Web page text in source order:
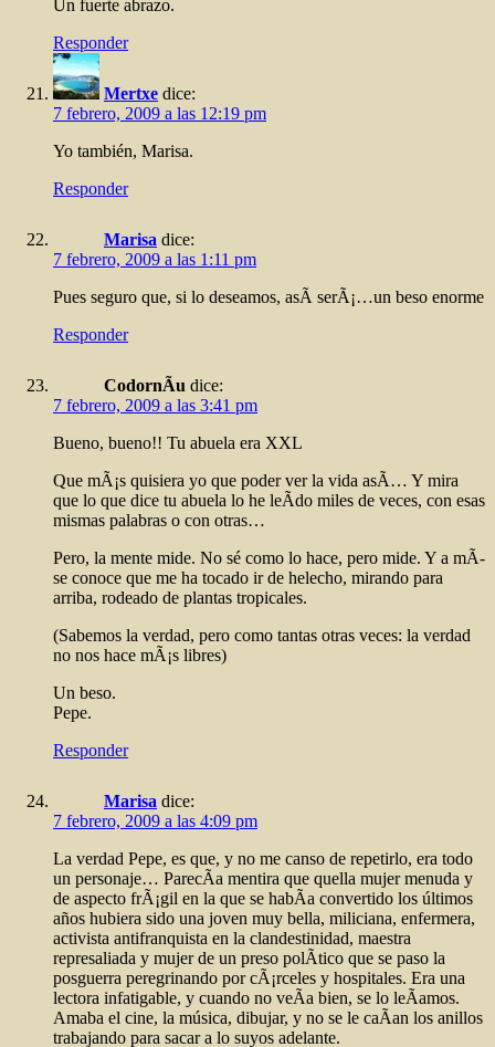
Un fuerte abrazo.
Responder
Mertxe dice:
7 febrero, 2009 a las 12:19 pm
Yo también, Marisa.
Responder
Marisa dice:
7 febrero, 2009 a las 1:11 pm
Pues seguro que, si lo deseamos, asÃ­ serÃ¡…un beso enorme
Responder
CodornÃ­u dice:
7 febrero, 2009 a las 3:41 pm
Bueno, bueno!! Tu abuela era XXL
Que mÃ¡s quisiera yo que poder ver la vida asÃ­… Y mira
que lo que dice tu abuela lo he leÃ­do miles de veces, con esas
mismas palabras o con otras…
Pero, la mente mide. No sé como lo hace, pero mide. Y a mÃ­
se conoce que me ha tocado ir de helecho, mirando para
arriba, rodeado de plantas tropicales.
(Sabemos la verdad, pero como tantas otras veces: la verdad
no nos hace mÃ¡s libres)
Un beso.
Pepe.
Responder
Marisa dice:
7 febrero, 2009 a las 4:09 pm
La verdad Pepe, es que, y no me canso de repetirlo, era todo
un personaje… ParecÃ­a mentira que quella mujer menuda y
de aspecto frÃ¡gil en la que se habÃ­a convertido los últimos
años hubiera sido una joven muy bella, miliciana, enfermera,
activista antifranquista en la clandestinidad, maestra
represaliada y mujer de un preso polÃ­tico que se paso la
posguerra peregrinando por cÃ¡rceles y hospitales. Era una
lectora infatigable, y cuando no veÃ­a bien, se lo leÃ­amos.
Amaba el cine, la música, dibujar, y no se le caÃ­an los anillos
trabajando para sacar a lo suyos adelante.